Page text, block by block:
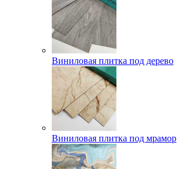
Виниловая плитка под дерево
Виниловая плитка под мрамор